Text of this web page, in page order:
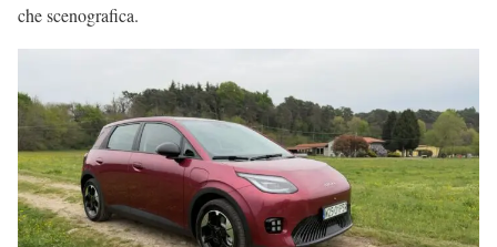
che scenografica.